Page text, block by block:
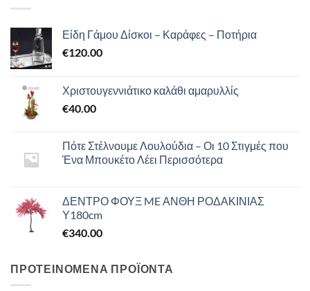
Είδη Γάμου Δίσκοι – Καράφες – Ποτήρια
€120.00
Χριστουγεννιάτικο καλάθι αμαρυλλίς
€40.00
Πότε Στέλνουμε Λουλούδια – Οι 10 Στιγμές που
Ένα Μπουκέτο Λέει Περισσότερα
ΔΕΝΤΡΟ ΦΟΥΞ ME ΑΝΘΗ ΡΟΔΑΚΙΝΙΑΣ
Υ180cm
€340.00
ΠΡΟΤΕΙΝΟΜΕΝΑ ΠΡΟΪΟΝΤΑ